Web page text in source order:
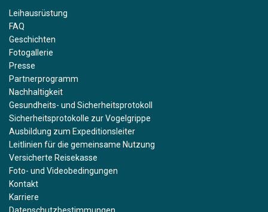
Leihausrüstung
FAQ
Geschichten
Fotogallerie
Presse
Partnerprogramm
Nachhaltigkeit
Gesundheits- und Sicherheitsprotokoll
Sicherheitsprotokolle zur Vogelgrippe
Ausbildung zum Expeditionsleiter
Leitlinien für die gemeinsame Nutzung
Versicherte Reisekasse
Foto- und Videobedingungen
Kontakt
Karriere
Datenschutzbestimmungen